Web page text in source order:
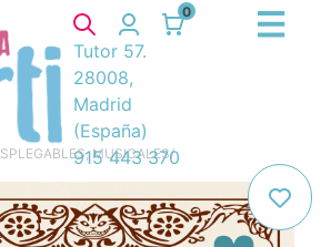
0
Tutor 57.
28008,
Madrid
(España)
915 443 370
MUSICALES/